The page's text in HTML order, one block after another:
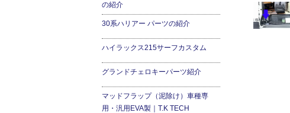
の紹介
30系ハリアー パーツの紹介
ハイラックス215サーフカスタム
グランドチェロキーパーツ紹介
マッドフラップ（泥除け）車種専
用・汎用EVA製｜T.K TECH